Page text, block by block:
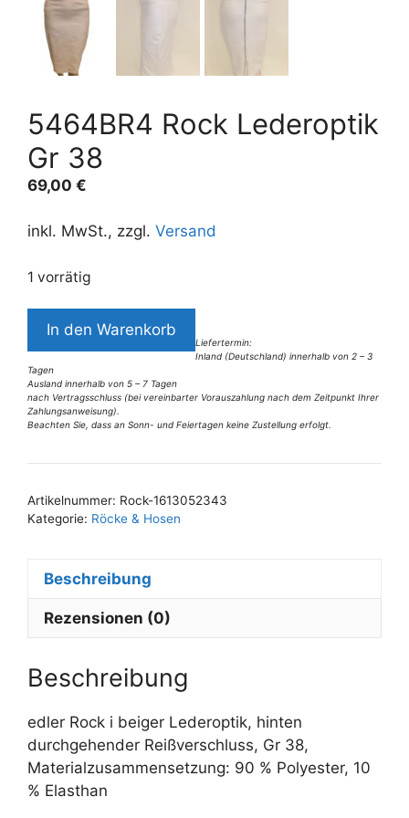
5464BR4 Rock Lederoptik
Gr 38
69,00 €
inkl. MwSt., zzgl. Versand
1 vorrätig
5464BR4
Lederoptik
Gr
38
Menge
In den Warenkorb
Liefertermin:
Inland (Deutschland) innerhalb von 2 – 3
Tagen
Ausland innerhalb von 5 – 7 Tagen
nach Vertragsschluss (bei vereinbarter Vorauszahlung nach dem Zeitpunkt Ihrer
Zahlungsanweisung).
Beachten Sie, dass an Sonn- und Feiertagen keine Zustellung erfolgt.
l
e
t
e
Artikelnummer: Rock-1613052343
Kategorie: Röcke & Hosen
Beschreibung
Rezensionen (0)
Beschreibung
edler Rock i beiger Lederoptik, hinten
durchgehender Reißverschluss, Gr 38,
Materialzusammensetzung: 90 % Polyester, 10
% Elasthan